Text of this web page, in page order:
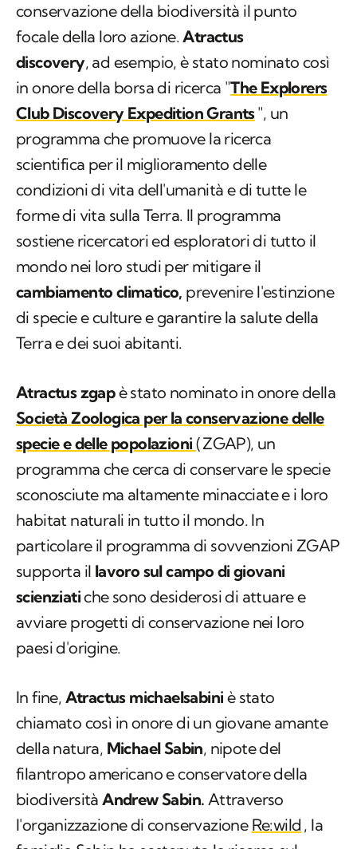
conservazione della biodiversità il punto
focale della loro azione.Atractus
discovery, ad esempio, è stato nominato così
in onore della borsa di ricerca "The Explorers
Club Discovery Expedition Grants", un
programma che promuove la ricerca
scientifica per il miglioramento delle
condizioni di vita dell'umanità e di tutte le
forme di vita sulla Terra. Il programma
sostiene ricercatori ed esploratori di tutto il
mondo nei loro studi per mitigare il
cambiamento climatico, prevenire l'estinzione
di specie e culture e garantire la salute della
Terra e dei suoi abitanti.
Atractus zgapè stato nominato in onore della
Società Zoologica per la conservazione delle
specie e delle popolazioni (ZGAP), un
programma che cerca di conservare le specie
sconosciute ma altamente minacciate e i loro
habitat naturali in tutto il mondo. In
particolare il programma di sovvenzioni ZGAP
supporta il lavoro sul campo di giovani
scienziatiche sono desiderosi di attuare e
avviare progetti di conservazione nei loro
paesi d'origine.
In fine, Atractus michaelsabini è stato
chiamato così in onore di un giovane amante
della natura, Michael Sabin, nipote del
filantropo americano e conservatore della
biodiversitàAndrew Sabin. Attraverso
l'organizzazione di conservazione Re:wild , la